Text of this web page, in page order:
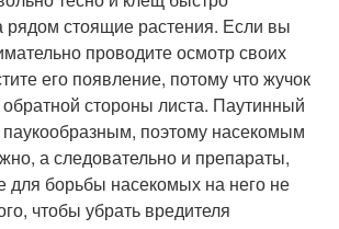
рядом стоящие растения. Если вы
проводите осмотр своих
его появление, потому что жучок
стороны листа. Паутинный
паукообразным, поэтому насекомым
а следовательно и препараты,
для борьбы насекомых на него не
чтобы убрать вредителя